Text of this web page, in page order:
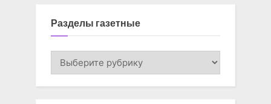
Разделы газетные
Разделы